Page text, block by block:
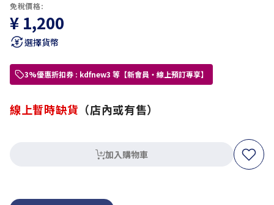
免稅價格:
¥ 1,200
選擇貨幣
3%優惠折扣券 : kdfnew3 等【新會員・線上預訂專享】
線上暫時缺貨 （店內或有售）
加入購物車